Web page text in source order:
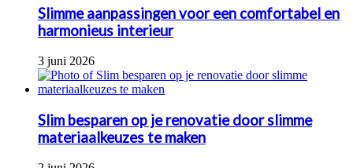
Slimme aanpassingen voor een comfortabel en
harmonieus interieur
3 juni 2026
Slim besparen op je renovatie door slimme
materiaalkeuzes te maken